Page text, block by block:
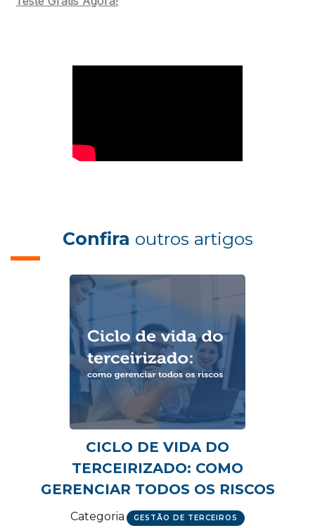
Confira outros artigos
CICLO DE VIDA DO
TERCEIRIZADO: COMO
GERENCIAR TODOS OS RISCOS
Categoria GESTÃO DE TERCEIROS